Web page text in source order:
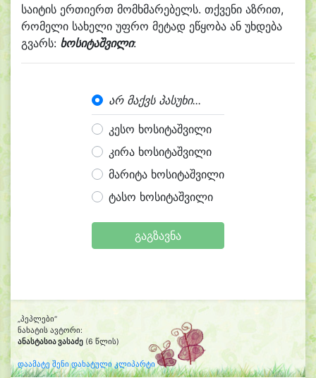
საიტის ერთიერთ მომხმარებელს. თქვენი აზრით,
რომელი სახელი უფრო მეტად ეწყობა ან უხდება
გვარს: ხოსიტაშვილი:
არ მაქვს პასუხი...
კესო ხოსიტაშვილი
კირა ხოსიტაშვილი
მარიტა ხოსიტაშვილი
ტასო ხოსიტაშვილი
გაგზავნა
„პეპლები“
ნახატის ავტორი:
ანასტასია ვასაძე (6 წლის)
დაამატე შენი დახატული კლიპარტი